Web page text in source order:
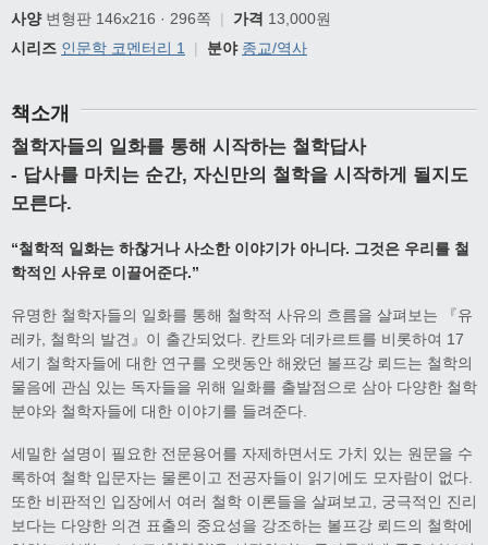
사양변형판 146x216 · 296쪽 | 가격 13,000원
시리즈 인문학 코멘터리 1 | 분야 종교/역사
책소개
철학자들의 일화를 통해 시작하는 철학답사
- 답사를 마치는 순간, 자신만의 철학을 시작하게 될지도
모른다.
“철학적 일화는 하찮거나 사소한 이야기가 아니다. 그것은 우리를 철
학적인 사유로 이끌어준다.”
유명한 철학자들의 일화를 통해 철학적 사유의 흐름을 살펴보는 『유
레카, 철학의 발견』이 출간되었다. 칸트와 데카르트를 비롯하여 17
세기 철학자들에 대한 연구를 오랫동안 해왔던 볼프강 뢰드는 철학의
물음에 관심 있는 독자들을 위해 일화를 출발점으로 삼아 다양한 철학
분야와 철학자들에 대한 이야기를 들려준다.
세밀한 설명이 필요한 전문용어를 자제하면서도 가치 있는 원문을 수
록하여 철학 입문자는 물론이고 전공자들이 읽기에도 모자람이 없다.
또한 비판적인 입장에서 여러 철학 이론들을 살펴보고, 궁극적인 진리
보다는 다양한 의견 표출의 중요성을 강조하는 볼프강 뢰드의 철학에